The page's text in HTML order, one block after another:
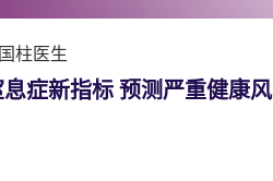
柱医生
症新指标 预测严重健康风